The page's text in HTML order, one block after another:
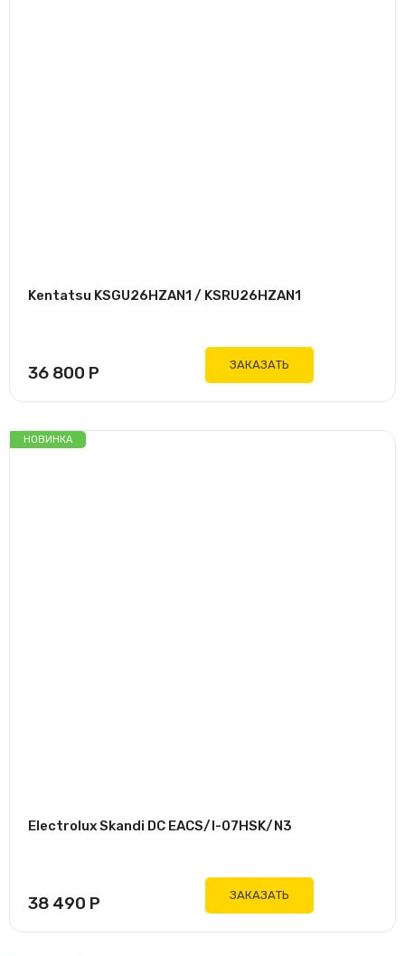
Kentatsu KSGU26HZAN1 / KSRU26HZAN1
36 800 Р ЗАКАЗАТЬ
НОВИНКА
Electrolux Skandi DC EACS/I-07HSK/N3
38 490 Р ЗАКАЗАТЬ